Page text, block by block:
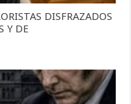
DISFRAZADOS
Y DE